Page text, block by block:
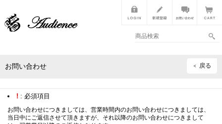
お問い合わせ 戻る
! : 必須項目
お問い合わせにつきましては、営業時間内のお問い合わせにつきましては、
当日中にご返信させて頂きますが、それ以降のお問い合わせにつきまして